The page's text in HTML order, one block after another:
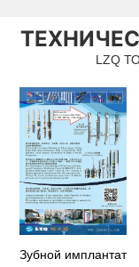
LZQ
Зубной имплантат